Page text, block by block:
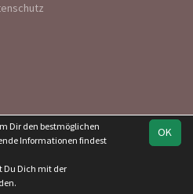
OK
Dir den bestmöglichen
Informationen findest
Du Dich mit der